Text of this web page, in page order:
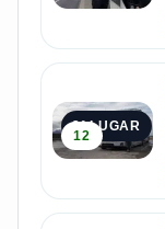
2º LUGAR
12